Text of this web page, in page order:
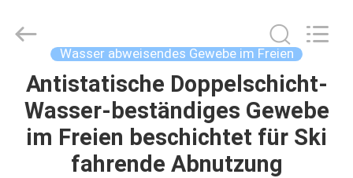
HAUS
PRODUKTE
Textile
Co.,Ltd.
Reserved.
Wasser abweisendes Gewebe im Freien
Antistatische Doppelschicht-
Wasser-beständiges Gewebe
im Freien beschichtet für Ski
fahrende Abnutzung